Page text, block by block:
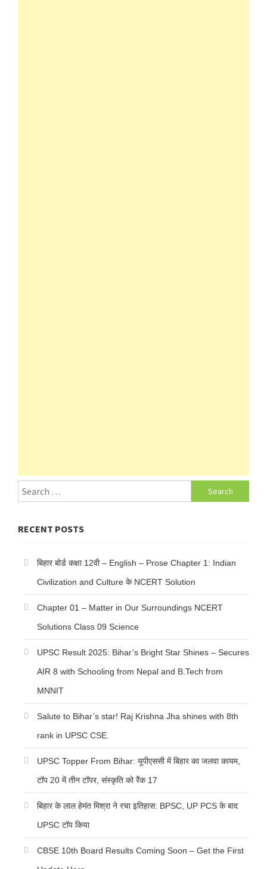
Search
for:
RECENT POSTS
बिहार बोर्ड कक्षा 12वी – English – Prose Chapter 1: Indian
Civilization and Culture के NCERT Solution
Chapter 01 – Matter in Our Surroundings NCERT
Solutions Class 09 Science
UPSC Result 2025: Bihar’s Bright Star Shines – Secures
AIR 8 with Schooling from Nepal and B.Tech from
MNNIT
Salute to Bihar’s star! Raj Krishna Jha shines with 8th
rank in UPSC CSE.
UPSC Topper From Bihar: यूपीएससी में बिहार का जलवा कायम,
टॉप 20 में तीन टॉपर, संस्कृति को रैंक 17
बिहार के लाल हेमंत मिश्रा ने रचा इतिहास: BPSC, UP PCS के बाद
UPSC टॉप किया
CBSE 10th Board Results Coming Soon – Get the First